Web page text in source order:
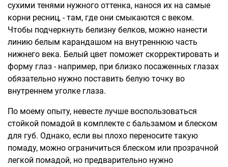
сухими тенями нужного оттенка, нанося их на самые
корни ресниц, - там, где они смыкаются с веком.
Чтобы подчеркнуть белизну белков, можно нанести
линию белым карандашом на внутреннюю часть
нижнего века. Белый цвет поможет скорректировать и
форму глаз - например, при близко посаженных глазах
обязательно нужно поставить белую точку во
внутреннем уголке глаза.
По моему опыту, невесте лучше воспользоваться
стойкой помадой в комплекте с бальзамом и блеском
для губ. Однако, если вы плохо переносите такую
помаду, можно ограничиться блеском или прозрачной
легкой помадой, но предварительно нужно